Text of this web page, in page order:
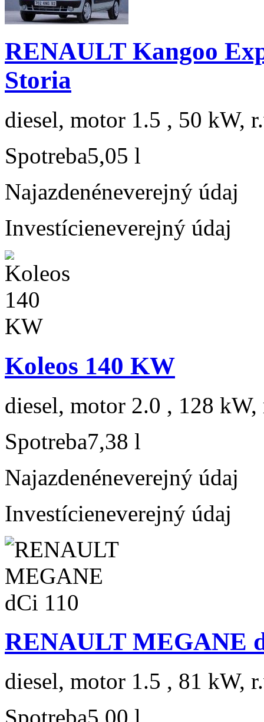
RENAULT Kangoo
Storia
diesel, motor 1.5 , 50 kW,
Spotreba5,05 l
Najazdenéneverejný údaj
Investícieneverejný údaj
Koleos 140 KW
diesel, motor 2.0 , 128 kW,
Spotreba7,38 l
Najazdenéneverejný údaj
Investícieneverejný údaj
RENAULT MEGANE
diesel, motor 1.5 , 81 kW,